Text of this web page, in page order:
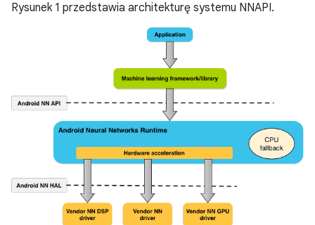
Rysunek 1 przedstawia architekturę systemu NNAPI.